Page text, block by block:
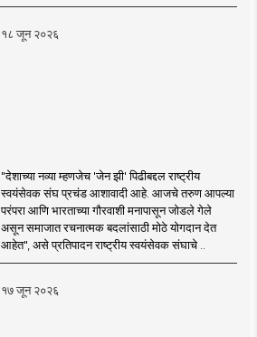
१८ जून २०२६
"देशाच्या नव्या म्हणजेच 'जेन झी' पिढीबद्दल राष्ट्रीय
स्वयंसेवक संघ प्रचंड आशावादी आहे. आजचे तरुण आपल्या
परंपरा आणि भारताच्या गौरवाशी मनापासून जोडले गेले
असून समाजात रचनात्मक बदलांसाठी मोठे योगदान देत
आहेत", असे प्रतिपादन राष्ट्रीय स्वयंसेवक संघाचे ..
१७ जून २०२६